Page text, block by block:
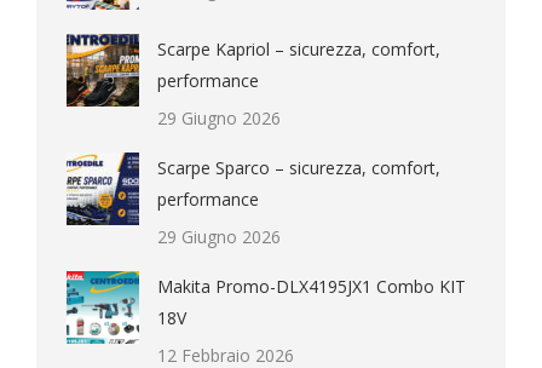
Scarpe Kapriol – sicurezza, comfort,
performance
29 Giugno 2026
Scarpe Sparco – sicurezza, comfort,
performance
29 Giugno 2026
Makita Promo-DLX4195JX1 Combo KIT
18V
12 Febbraio 2026